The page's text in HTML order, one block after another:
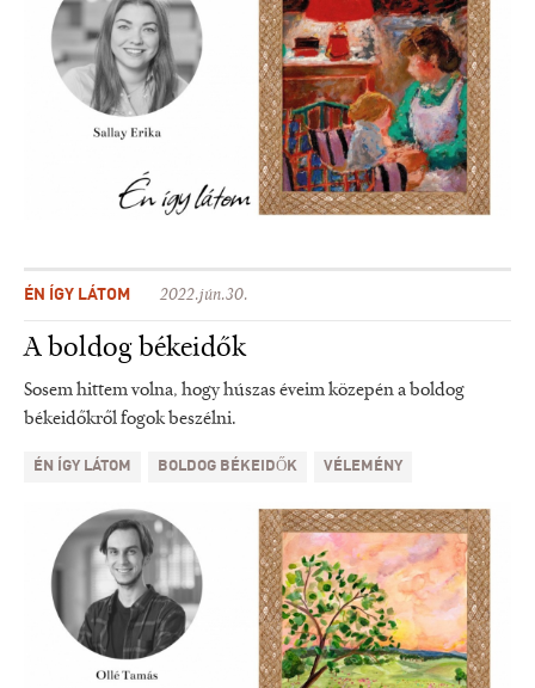
ÉN ÍGY LÁTOM 2022.jún.30.
A boldog békeidők
Sosem hittem volna, hogy húszas éveim közepén a boldog
békeidőkről fogok beszélni.
ÉN ÍGY LÁTOM BOLDOG BÉKEIDŐK VÉLEMÉNY